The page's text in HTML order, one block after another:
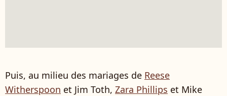
Puis, au milieu des mariages de Reese
Witherspoon et Jim Toth, Zara Phillips et Mike